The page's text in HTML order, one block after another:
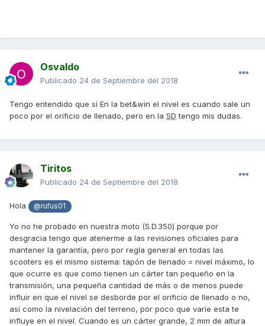
Osvaldo
Publicado 24 de Septiembre del 2018
Tengo entendido que sí En la bet&win el nivel es cuando sale un
poco por el orificio de llenado, pero en la SD tengo mis dudas.
Tiritos
Publicado 24 de Septiembre del 2018
Hola @rufus01
Yo no he probado en nuestra moto (S.D.350) porque por
desgracia tengo que atenerme a las revisiones oficiales para
mantener la garantía, pero por regla general en todas las
scooters es el mismo sistema: tapón de llenado = nivel máximo, lo
que ocurre es que como tienen un cárter tan pequeño en la
transmisión, una pequeña cantidad de más o de menos puede
influir en que el nivel se desborde por el orificio de llenado o no,
así como la nivelación del terreno, por poco que varíe esta te
influye en el nivel. Cuando es un cárter grande, 2 mm de altura